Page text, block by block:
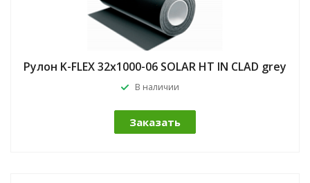
Рулон K-FLEX 32x1000-06 SOLAR HT IN CLAD grey
В наличии
Заказать